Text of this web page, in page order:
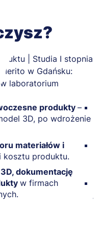
produkty –
3D, po wdrożenie
materiałów i
kosztu produktu.
dokumentację
w firmach